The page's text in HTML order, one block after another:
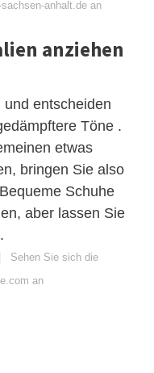
anhalt.de an
anziehen
entscheiden
Töne .
etwas
bringen Sie also
Schuhe
aber lassen Sie
Sehen Sie sich die
an